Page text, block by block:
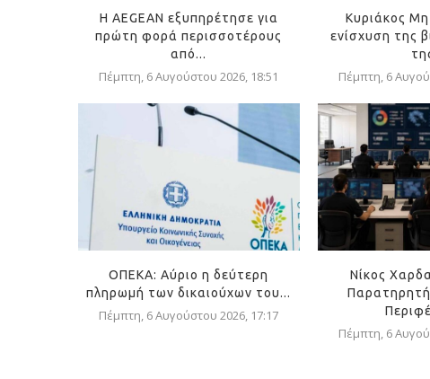
Η AEGEAN εξυπηρέτησε για
πρώτη φορά περισσοτέρους
από...
Πέμπτη, 6 Αυγούστου 2026, 18:51
Κυριάκος
ενίσχυση της
Πέμπτη, 6
ΟΠΕΚΑ: Αύριο η δεύτερη
πληρωμή των δικαιούχων του...
Πέμπτη, 6 Αυγούστου 2026, 17:17
Νίκος
Πέμπτη, 6